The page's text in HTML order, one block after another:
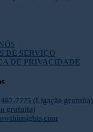
DE SERVIÇO
DE PRIVACIDADE
7775 (Ligação gratuita)
gratuita)